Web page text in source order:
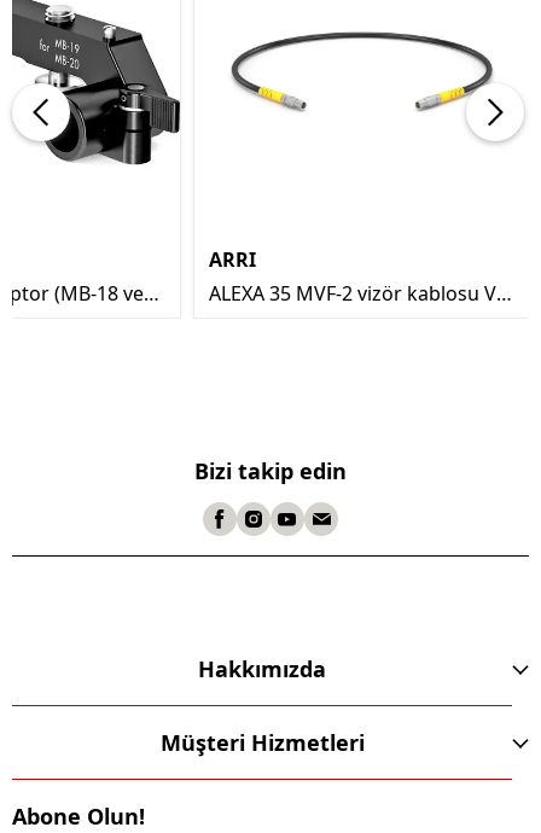
(MB-18 ve
ARRI
ALEXA 35 MVF-2 vizör kablosu VF
Bizi takip edin
Hakkımızda
Müşteri Hizmetleri
Abone Olun!